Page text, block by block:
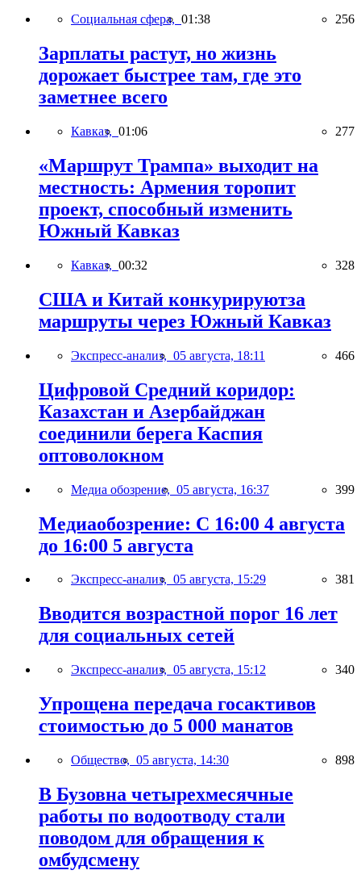
Социальная сфера, 01:38 256
Зарплаты растут, но жизнь
дорожает быстрее там, где это
заметнее всего
Кавказ, 01:06 277
«Маршрут Трампа» выходит на
местность: Армения торопит
проект, способный изменить
Южный Кавказ
Кавказ, 00:32 328
США и Китай конкурируютза
маршруты через Южный Кавказ
Экспресс-анализ, 05 августа, 18:11 466
Цифровой Средний коридор:
Казахстан и Азербайджан
соединили берега Каспия
оптоволокном
Медиа обозрение, 05 августа, 16:37 399
Медиаобозрение: С 16:00 4 августа
до 16:00 5 августа
Экспресс-анализ, 05 августа, 15:29 381
Вводится возрастной порог 16 лет
для социальных сетей
Экспресс-анализ, 05 августа, 15:12 340
Упрощена передача госактивов
стоимостью до 5 000 манатов
Общество, 05 августа, 14:30 898
В Бузовна четырехмесячные
работы по водоотводу стали
поводом для обращения к
омбудсмену